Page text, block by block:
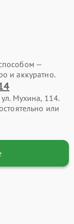
—
и аккуратно.
Мухина, 114.
или